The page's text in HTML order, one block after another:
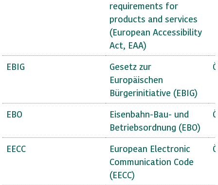
requirements for
products and services
(European Accessibility
Act, EAA)
EBIG
Gesetz zur
Europäischen
Bürgerinitiative (EBIG)
EBO
Eisenbahn-Bau- und
Betriebsordnung (EBO)
EECC
European Electronic
Communication Code
(EECC)